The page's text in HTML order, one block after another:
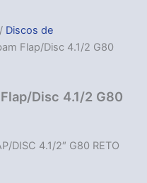
/ Discos de
Flap/Disc 4.1/2 G80
Disc 4.1/2 G80
DISC 4.1/2″ G80 RETO